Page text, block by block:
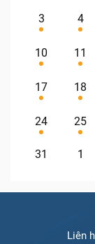
3 4
10 11
17 18
24 25
31 1
Liên